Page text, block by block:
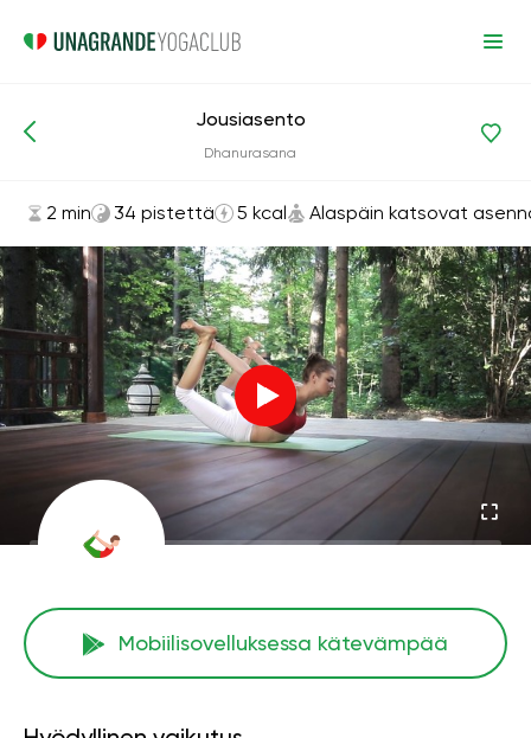
Asanat ja harjoitukset
Jousiasento
Dhanurasana
2 min 34 pistettä 5 kcal Alaspäin katsovat
Mobiilisovelluksessa kätevämpää